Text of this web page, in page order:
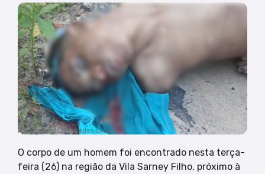
Foto: reprodução/redes sociais
O corpo de um homem foi encontrado nesta terça-
feira (26) na região da Vila Sarney Filho, próximo à